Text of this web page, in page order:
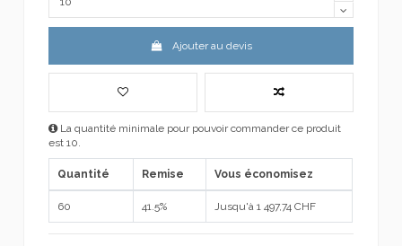
Ajouter au devis
La quantité minimale pour pouvoir commander ce produit
est 10.
Quantité Remise Vous économisez
60 41.5% Jusqu'à 1 497,74 CHF